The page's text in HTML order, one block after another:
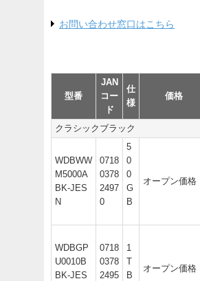
お問い合わせ窓口はこちら
型番
JAN
コー
ド
仕
様
価格
クラシックブラック
WDBWW
M5000A
BK-JES
N
0718
0378
2497
0
5
0
0
G
B
オープン価格
WDBGP
U0010B
BK-JES
0718
0378
2495
1
T
B
オープン価格